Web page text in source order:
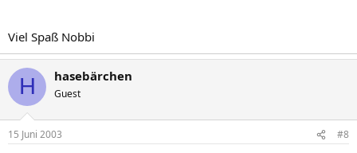
Viel Spaß Nobbi
H hasebärchen
Guest
15 Juni 2003 #8